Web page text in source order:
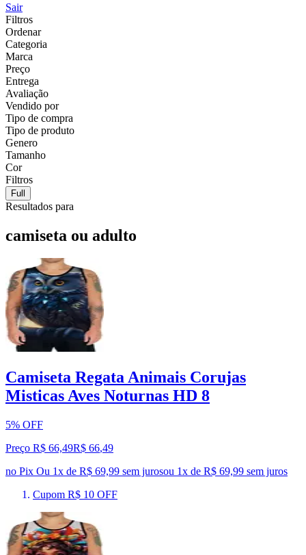
Sair
Filtros
Ordenar
Categoria
Marca
Preço
Entrega
Avaliação
Vendido por
Tipo de compra
Tipo de produto
Genero
Tamanho
Cor
Filtros
Full
Resultados para
camiseta ou adulto
Camiseta Regata Animais Corujas
Misticas Aves Noturnas HD 8
5% OFF
Preço R$ 66,49R$ 66,49
no Pix Ou 1x de R$ 69,99 sem jurosou 1x de R$ 69,99 sem juros
Cupom R$ 10 OFF